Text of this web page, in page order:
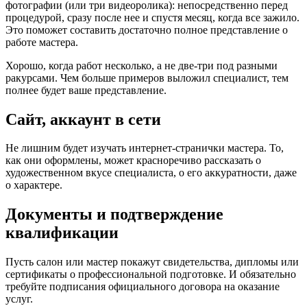
фотографии (или три видеоролика): непосредственно перед
процедурой, сразу после нее и спустя месяц, когда все зажило.
Это поможет составить достаточно полное представление о
работе мастера.
Хорошо, когда работ несколько, а не две-три под разными
ракурсами. Чем больше примеров выложил специалист, тем
полнее будет ваше представление.
Сайт, аккаунт в сети
Не лишним будет изучать интернет-странички мастера. То,
как они оформлены, может красноречиво рассказать о
художественном вкусе специалиста, о его аккуратности, даже
о характере.
Документы и подтверждение
квалификации
Пусть салон или мастер покажут свидетельства, дипломы или
сертификаты о профессиональной подготовке. И обязательно
требуйте подписания официального договора на оказание
услуг.